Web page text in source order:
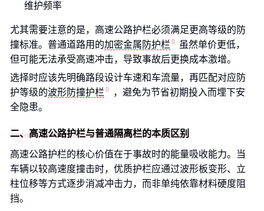
维护频率
尤其需要注意的是，高速公路护栏必须满足更高等级的防
撞标准。普通道路用的加密金属防护栏
虽然单价更低，
但可能无法承受高速冲击，导致事故后更换成本激增。
选择时应该先明确路段设计车速和车流量，再匹配对应防
护等级的波形防撞护栏
，避免为节省初期投入而埋下安
全隐患。
二、高速公路护栏与普通隔离栏的本质区别
高速公路护栏的核心价值在于事故时的能量吸收能力。当
车辆以较高速度撞击时，优质护栏应通过波形板变形、立
柱位移等方式逐步消减冲击力，而非单纯依靠材料硬度阻
挡。